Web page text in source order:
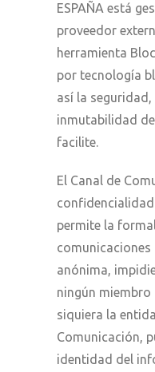
ESPAÑA está
proveedor
herramienta
por tecnología
así la
inmutabilidad
facilite.
El Canal de
permite la
anónima,
ningún
siquiera la
Comunicación,
identidad del